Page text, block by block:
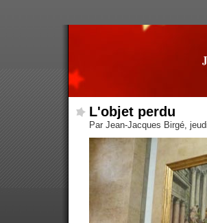
L'objet perdu
Par Jean-Jacques Birgé,